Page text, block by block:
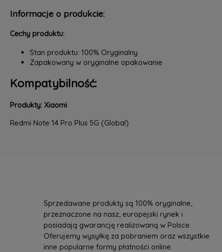
Informacje o produkcie:
Cechy produktu:
Stan produktu: 100% Oryginalny
Zapakowany w oryginalne opakowanie
Kompatybilność:
Produkty: Xiaomi
Redmi Note 14 Pro Plus 5G (Global)
Sprzedawane produkty są 100% oryginalne,
przeznaczone na nasz, europejski rynek i
posiadają gwarancję realizowaną w Polsce.
Oferujemy wysyłkę za pobraniem oraz wszystkie
inne popularne formy płatności online.